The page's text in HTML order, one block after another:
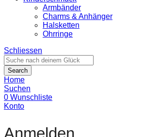
Armbänder
Charms & Anhänger
Halsketten
Ohrringe
Schliessen
Search
Home
Suchen
0 Wunschliste
Konto
Anmelden